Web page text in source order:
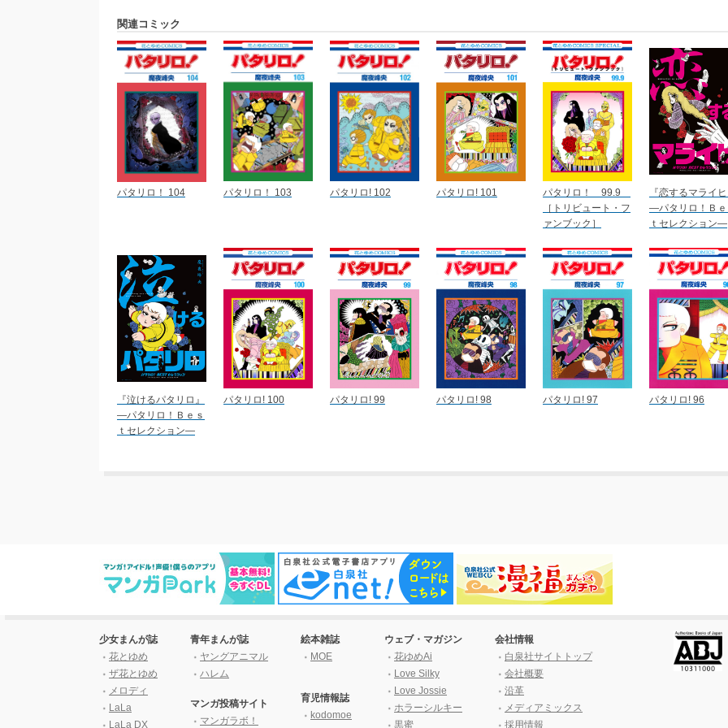
関連コミック
パタリロ！ 104 パタリロ！ 103 パタリロ! 102 パタリロ! 101
パタリロ！ 99.9
［トリビュート・フ
ァンブック］
『恋するマライ
―パタリロ！Ｂ
ｔセレクション―
『泣けるパタリロ』
―パタリロ！Ｂｅｓ
ｔセレクション―
パタリロ! 100 パタリロ! 99 パタリロ! 98 パタリロ! 97 パタリロ! 96
少女まんが誌
花とゆめ
ザ花とゆめ
メロディ
LaLa
LaLa DX
青年まんが誌
ヤングアニマル
ハレム
マンガ投稿サイト
マンガラボ！
絵本雑誌
MOE
育児情報誌
kodomoe
ウェブ・マガジン
花ゆめAi
Love Silky
Love Jossie
ホラーシルキー
黒蜜
会社情報
白泉社サイトトップ
会社概要
沿革
メディアミックス
採用情報